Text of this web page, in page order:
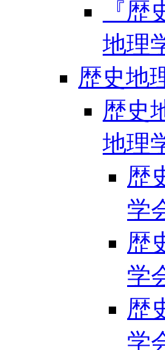
『
地理
歴史地
歴史
地理
歴
学
歴
学
歴
学